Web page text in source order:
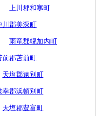
上川郡和寒町
川郡美深町
雨竜郡幌加内町
前郡苫前町
天塩郡遠別町
幸郡浜頓別町
天塩郡豊富町